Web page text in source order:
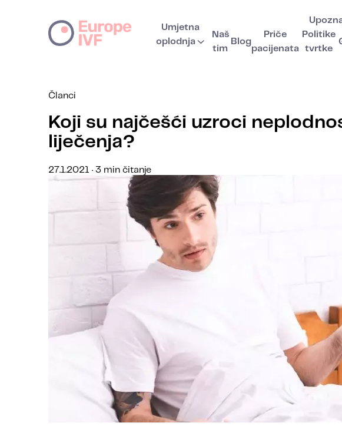
Umjetna
oplodnja
Naš
tim
Blog
Priče
pacijenata
Politike
tvrtke
Članci
Koji su najčešći uzroci
liječenja?
27.1.2021 · 3 min čitanje